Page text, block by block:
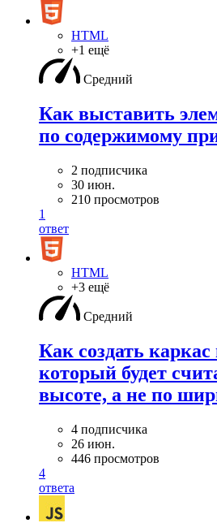
HTML
+1 ещё
Средний
Как выставить
по содержимому
2 подписчика
30 июн.
210 просмотров
1
ответ
HTML
+3 ещё
Средний
Как создать каркас
который будет
высоте, а не по
4 подписчика
26 июн.
446 просмотров
4
ответа